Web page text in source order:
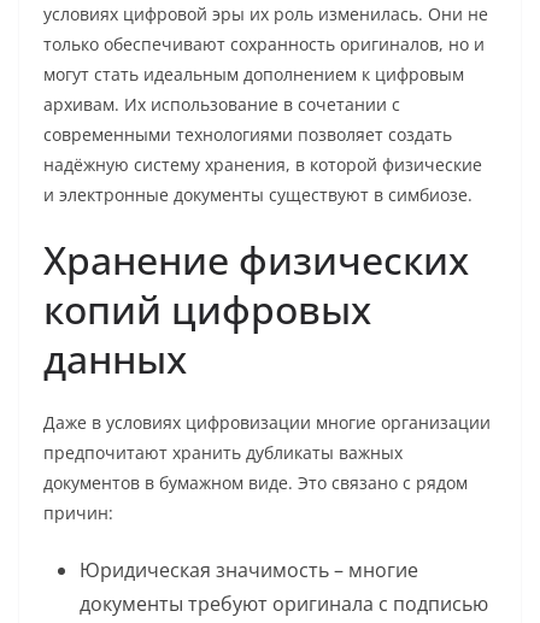
условиях цифровой эры их роль изменилась. Они не
только обеспечивают сохранность оригиналов, но и
могут стать идеальным дополнением к цифровым
архивам. Их использование в сочетании с
современными технологиями позволяет создать
надёжную систему хранения, в которой физические
и электронные документы существуют в симбиозе.
Хранение физических
копий цифровых
данных
Даже в условиях цифровизации многие организации
предпочитают хранить дубликаты важных
документов в бумажном виде. Это связано с рядом
причин:
Юридическая значимость – многие
документы требуют оригинала с подписью